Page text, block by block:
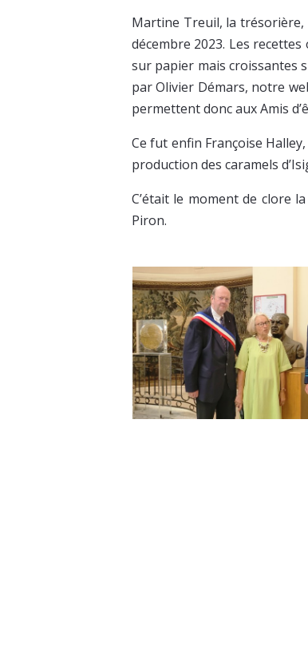
Martine Treuil, la trésorière,
décembre 2023. Les
sur papier mais croissantes
par Olivier Démars, notre
permettent donc aux Amis
Ce fut enfin Françoise
production des caramels
C’était le moment de clore
Piron.